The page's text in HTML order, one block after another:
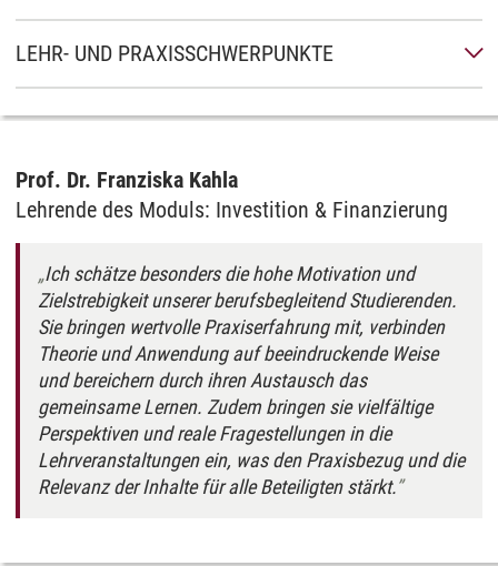
LEHR- UND PRAXISSCHWERPUNKTE
Prof. Dr. Franziska Kahla
Lehrende des Moduls: Investition & Finanzierung
Ich schätze besonders die hohe Motivation und
Zielstrebigkeit unserer berufsbegleitend Studierenden.
Sie bringen wertvolle Praxiserfahrung mit, verbinden
Theorie und Anwendung auf beeindruckende Weise
und bereichern durch ihren Austausch das
gemeinsame Lernen. Zudem bringen sie vielfältige
Perspektiven und reale Fragestellungen in die
Lehrveranstaltungen ein, was den Praxisbezug und die
Relevanz der Inhalte für alle Beteiligten stärkt.